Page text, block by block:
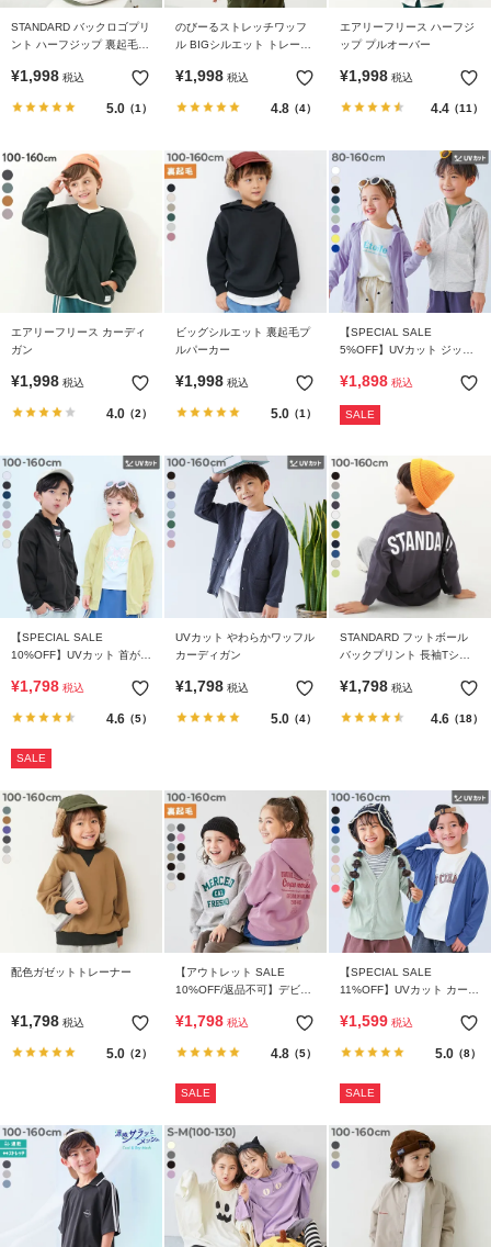
に
い
て
買
い
よ
あ
ご
質
問
FOLLOW
STANDARD バックロゴプリ
ント ハーフジップ 裏起毛ト
¥1,998 税込
5.0（1）
のびーるストレッチワッフ
ル BIGシルエット トレーナ
¥1,998 税込
4.8（4）
エアリーフリース ハーフジ
ップ プルオーバー
¥1,998 税込
4.4（11）
エアリーフリース カーディ
ガン
¥1,998 税込
4.0（2）
ビッグシルエット 裏起毛プ
ルパーカー
¥1,998 税込
5.0（1）
【SPECIAL SALE
5%OFF】UVカット ジップ
¥1,898 税込
SALE
【SPECIAL SALE
10%OFF】UVカット 首が日
プカーディガン
¥1,798 税込
4.6（5）
SALE
UVカット やわらかワッフル
カーディガン
¥1,798 税込
5.0（4）
STANDARD フットボール
バックプリント 長袖Tシャ
¥1,798 税込
4.6（18）
配色ガゼットトレーナー
¥1,798 税込
5.0（2）
【アウトレット SALE
10%OFF/返品不可】デビラ
カー
¥1,798 税込
4.8（5）
SALE
【SPECIAL SALE
11%OFF】UVカット カーデ
¥1,599 税込
5.0（8）
SALE